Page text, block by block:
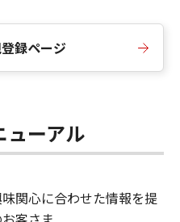
録ページ
ューアル
関心に合わせた情報を提